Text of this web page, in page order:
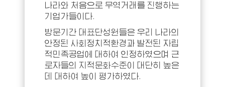
나라와 처음으로 무역거래를 진행하는
기업가들이다.
방문기간 대표단성원들은 우리 나라의
안정된 사회정치적환경과 발전된 자립
적민족공업에 대하여 인정하였으며 근
로자들의 지적문화수준이 대단히 높은
데 대하여 높이 평가하였다.